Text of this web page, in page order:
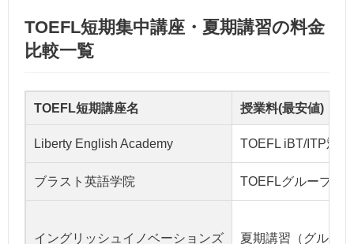
TOEFL短期集中講座・夏期講習の料金
比較一覧
TOEFL短期講座名 授業料(最安値)
Liberty English Academy TOEFL iBT/ITP対
ブラスト英語学院 TOEFLグループレ
イングリッシュイノベーションズ 夏期講習（グルー